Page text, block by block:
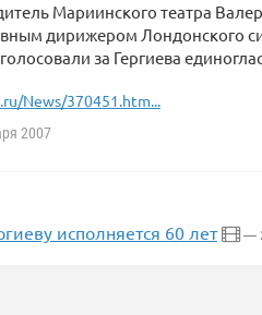
Мариинского театра
дирижером Лондонского
за Гергиева
News/370451.htm...
2007
исполняется 60 лет —